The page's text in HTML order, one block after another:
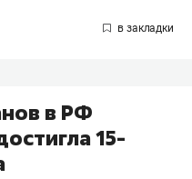
в РФ
15-